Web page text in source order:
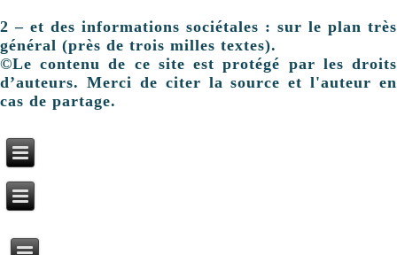
2 – et des informations sociétales : sur le plan très
général (près de trois milles textes).
©Le contenu de ce site est protégé par les droits
d’auteurs. Merci de citer la source et l'auteur en
cas de partage.